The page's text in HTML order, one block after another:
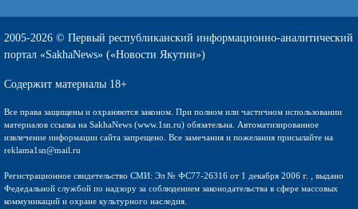
2005-2026 © Первый республиканский информационно-аналитический
портал «SakhaNews» («Новости Якутии»)
Содержит материалы 18+
Все права защищены и охраняются законом. При полном или частичном использовании
материалов ссылка на SakhaNews (www.1sn.ru) обязательна. Автоматизированное
извлечение информации сайта запрещено. Все замечания и пожелания присылайте на
reklama1sn@mail.ru
Регистрационное свидетельство СМИ: Эл № ФС77-26316 от 1 декабря 2006 г. , выдано
Федедальной службой по надзору за соблюдением законодательства в сфере массовых
коммуникаций и охране культурного наследия.